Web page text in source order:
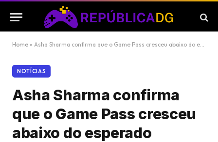
Home » Asha Sharma confirma que o Game Pass cresceu abaixo do esperado
NOTÍCIAS
Asha Sharma confirma
que o Game Pass cresceu
abaixo do esperado